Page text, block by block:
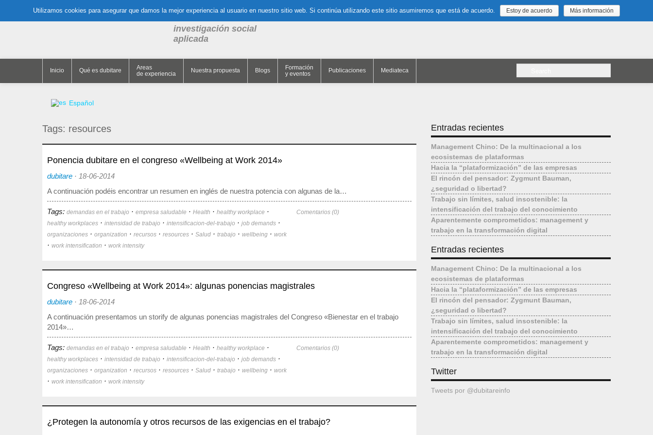
investigación social
aplicada
Inicio Qué es dubitare
Areas
de experiencia
Nuestra propuesta Blogs
Formación
y eventos
Publicaciones Mediateca
Español
Tags: resources
Ponencia dubitare en el congreso «Wellbeing at Work 2014»
dubitare · 18-06-2014
A continuación podéis encontrar un resumen en inglés de nuestra potencia con algunas de la…
Tags: demandas en el trabajo · empresa saludable · Health · healthy workplace ·
healthy workplaces · intensidad de trabajo · intensificacion-del-trabajo · job demands ·
organizaciones · organization · recursos · resources · Salud · trabajo · wellbeing · work
· work intensification · work intensity
Comentarios (0)
Congreso «Wellbeing at Work 2014»: algunas ponencias magistrales
dubitare · 18-06-2014
A continuación presentamos un storify de algunas ponencias magistrales del Congreso «Bienestar en el trabajo
2014»…
Tags: demandas en el trabajo · empresa saludable · Health · healthy workplace ·
healthy workplaces · intensidad de trabajo · intensificacion-del-trabajo · job demands ·
organizaciones · organization · recursos · resources · Salud · trabajo · wellbeing · work
· work intensification · work intensity
Comentarios (0)
¿Protegen la autonomía y otros recursos de las exigencias en el trabajo?
Entradas recientes
Management Chino: De la multinacional a los
ecosistemas de plataformas
Hacia la “plataformización” de las empresas
El rincón del pensador: Zygmunt Bauman,
¿seguridad o libertad?
Trabajo sin límites, salud insostenible: la
intensificación del trabajo del conocimiento
Aparentemente comprometidos: management y
trabajo en la transformación digital
Entradas recientes
Management Chino: De la multinacional a los
ecosistemas de plataformas
Hacia la “plataformización” de las empresas
El rincón del pensador: Zygmunt Bauman,
¿seguridad o libertad?
Trabajo sin límites, salud insostenible: la
intensificación del trabajo del conocimiento
Aparentemente comprometidos: management y
trabajo en la transformación digital
Twitter
Tweets por @dubitareinfo
Utilizamos cookies para asegurar que damos la mejor experiencia al usuario en nuestro sitio web. Si continúa utilizando este sitio asumiremos que está de acuerdo. Estoy de acuerdo Más información